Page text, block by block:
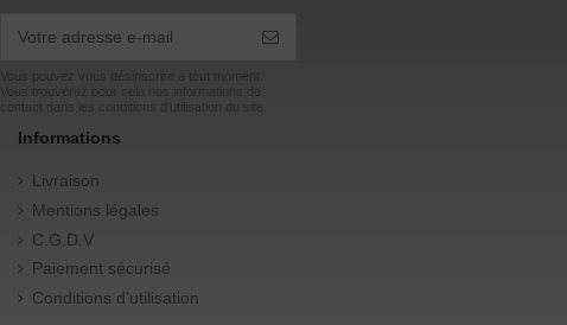
Informations
Livraison
Mentions légales
C.G.D.V
Paiement sécurisé
Conditions d'utilisation